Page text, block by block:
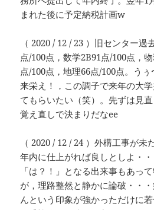
まれた後に予定納税計画w
（ 2020 / 12 / 23 ）旧センター
点/100点，数学2B91点/100点，
点/100点，地理66点/100点。う
来栄え！，この調子で来年の大
てもらいたい（笑）。先ずは見
覚え直しで決まりだなee
（ 2020 / 12 / 24 ）外構工事が未
年内に仕上がれば良しとしよ・
「は？！」となる出来事もあっ
が，理路整然と静かに論破・・
んという印象が強かっただけに